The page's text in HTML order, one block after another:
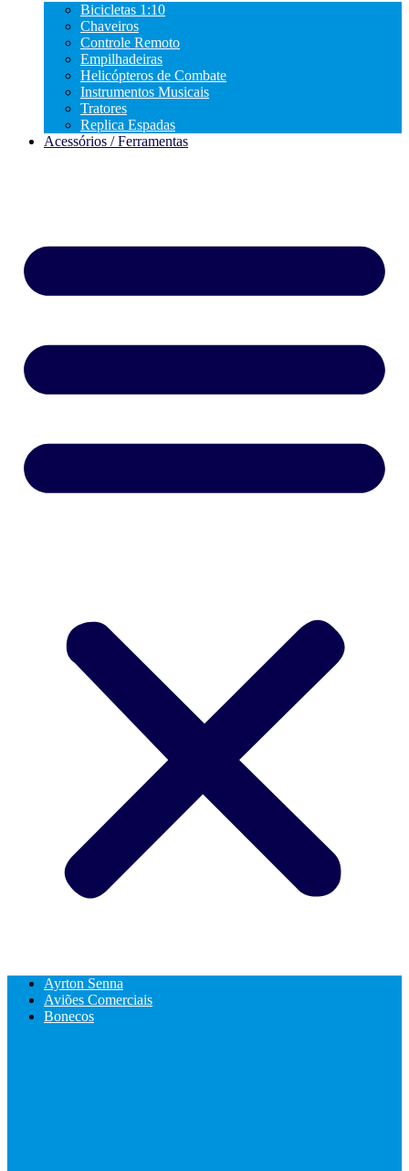
Bicicletas 1:10
Chaveiros
Controle Remoto
Empilhadeiras
Helicópteros de Combate
Instrumentos Musicais
Tratores
Replica Espadas
Acessórios / Ferramentas
Ayrton Senna
Aviões Comerciais
Bonecos